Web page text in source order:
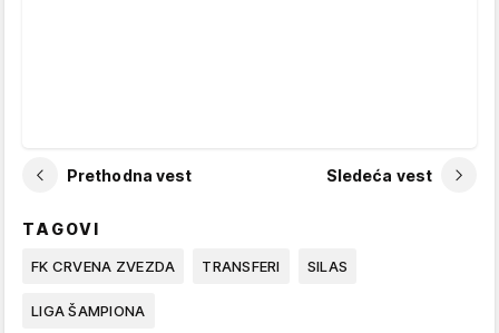
Prethodna vest Sledeća vest
TAGOVI
FK CRVENA ZVEZDA TRANSFERI SILAS
LIGA ŠAMPIONA